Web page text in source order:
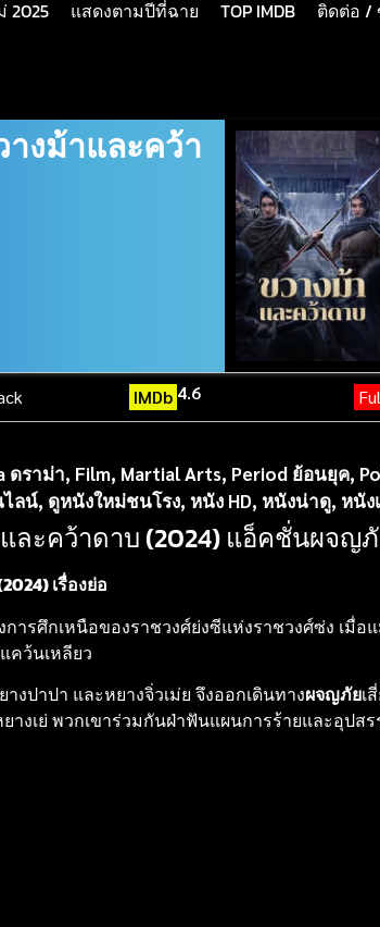
2025 แสดงตามปีที่ฉาย TOP IMDB ติดต่อ /
างม้าและคว้า
IMDb 4.6
ดราม่า, Film, Martial Arts, Period ย้อนยุค,
ลน์, ดูหนังใหม่ชนโรง, หนัง HD, หนังน่าดู, หนัง
และคว้าดาบ (2024) แอ็คชั่นผจ
เรื่องย่อ
การศึกเหนือของราชวงศ์ย่งซีแห่งราชวงศ์ซ่ง เ
คว้นเหลียว
ปาปา และหยางจิ่วเม่ย จึงออกเดินทางผจญภัยเ
างเย่ พวกเขาร่วมกันฝ่าฟันแผนการร้ายและอุ